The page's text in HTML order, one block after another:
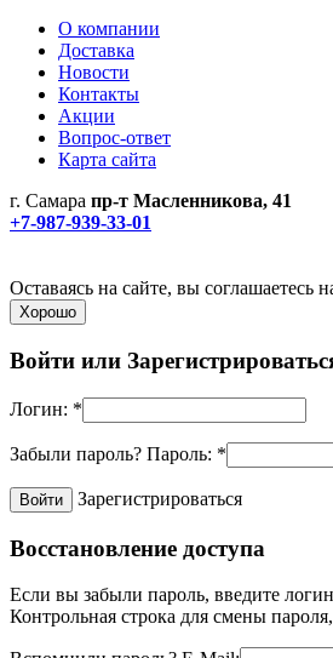
О компании
Доставка
Новости
Контакты
Акции
Вопрос-ответ
Карта сайта
г. Самара пр-т Масленникова, 41
+7-987-939-33-01
Оставаясь на сайте, вы соглашаетесь
Хорошо
Войти или
Логин: *
Забыли пароль? Пароль: *
Зарегистрироваться
Восстановление доступа
Если вы забыли пароль, введите
Контрольная строка для смены